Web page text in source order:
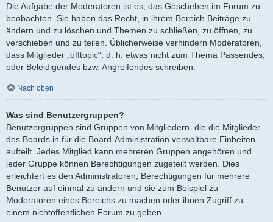
Die Aufgabe der Moderatoren ist es, das Geschehen im Forum zu
beobachten. Sie haben das Recht, in ihrem Bereich Beiträge zu
ändern und zu löschen und Themen zu schließen, zu öffnen, zu
verschieben und zu teilen. Üblicherweise verhindern Moderatoren,
dass Mitglieder „offtopic“, d. h. etwas nicht zum Thema Passendes,
oder Beleidigendes bzw. Angreifendes schreiben.
Nach oben
Was sind Benutzergruppen?
Benutzergruppen sind Gruppen von Mitgliedern, die die Mitglieder
des Boards in für die Board-Administration verwaltbare Einheiten
aufteilt. Jedes Mitglied kann mehreren Gruppen angehören und
jeder Gruppe können Berechtigungen zugeteilt werden. Dies
erleichtert es den Administratoren, Berechtigungen für mehrere
Benutzer auf einmal zu ändern und sie zum Beispiel zu
Moderatoren eines Bereichs zu machen oder ihnen Zugriff zu
einem nichtöffentlichen Forum zu geben.